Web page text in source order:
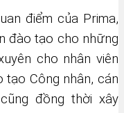
điểm của Prima,
đào tạo cho những
cho nhân viên
tạo Công nhân, cán
đồng thời xây